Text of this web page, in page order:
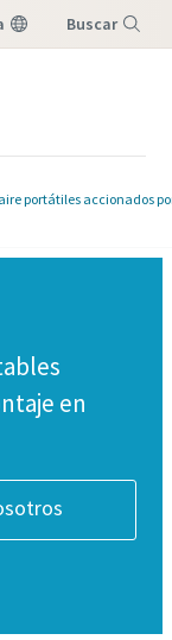
Buscar
portátiles accionados
en